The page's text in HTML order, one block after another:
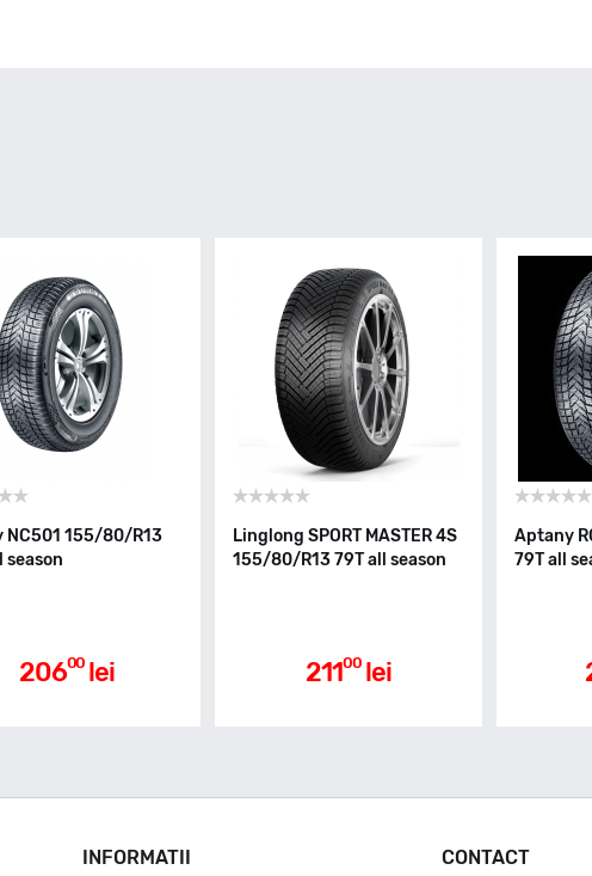
NC501 155/80/R13
season
20600 lei
Linglong SPORT MASTER 4S
155/80/R13 79T all season
21100 lei
Aptany
79T all
INFORMATII CONTACT